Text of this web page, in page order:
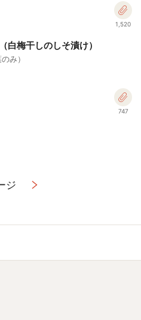
1,520
白梅干しのしそ漬け）
み）
747
ジ